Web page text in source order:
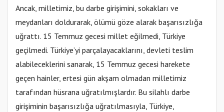
Ancak, milletimiz, bu darbe girişimini, sokakları ve
meydanları doldurarak, ölümü göze alarak başarısızlığa
uğrattı. 15 Temmuz gecesi millet eğilmedi, Türkiye
geçilmedi. Türkiye’yi parçalayacaklarını, devleti teslim
alabileceklerini sanarak, 15 Temmuz gecesi harekete
geçen hainler, ertesi gün akşam olmadan milletimiz
tarafından hüsrana uğratılmışlardır. Bu silahlı darbe
girişiminin başarısızlığa uğratılmasıyla, Türkiye,